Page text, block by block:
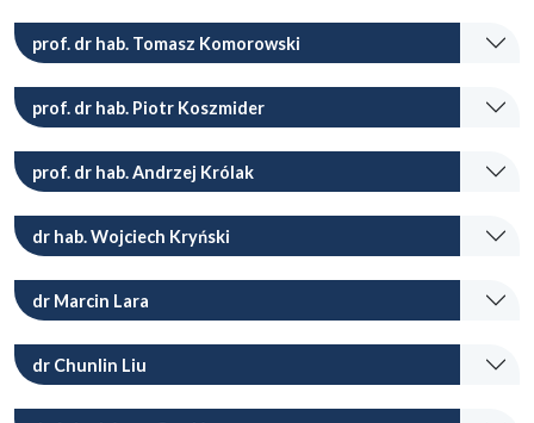
prof. dr hab. Tomasz Komorowski
prof. dr hab. Piotr Koszmider
prof. dr hab. Andrzej Królak
dr hab. Wojciech Kryński
dr Marcin Lara
dr Chunlin Liu